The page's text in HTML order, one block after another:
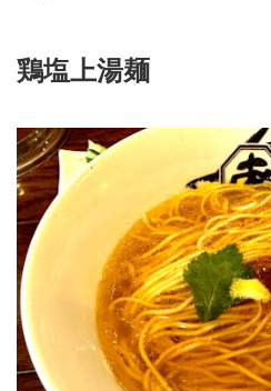
鶏塩上湯麺